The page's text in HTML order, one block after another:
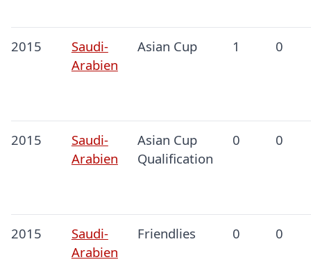
2015
Saudi-
Arabien
Asian Cup 1 0
2015
Saudi-
Arabien
Asian Cup
Qualification
0 0
2015
Saudi-
Arabien
Friendlies 0 0